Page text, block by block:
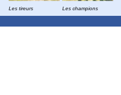
Les tireurs Les champions